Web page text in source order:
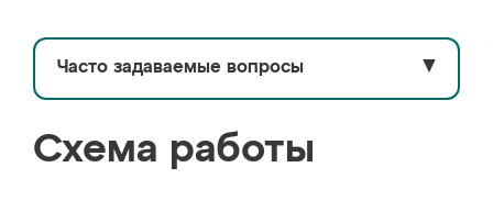
Часто задаваемые вопросы ▼
Схема работы